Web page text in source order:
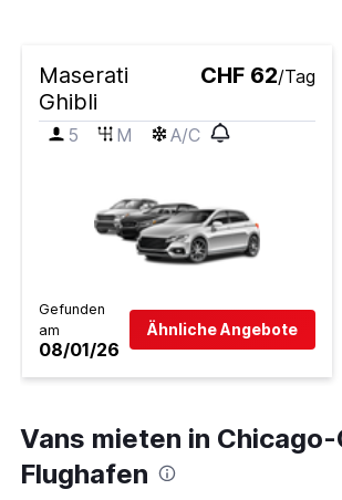
Maserati
Ghibli
CHF 62/Tag
5 M A/C
Gefunden
am
08/01/26
Ähnliche Angebote
Vans mieten in Chicago-
Flughafen